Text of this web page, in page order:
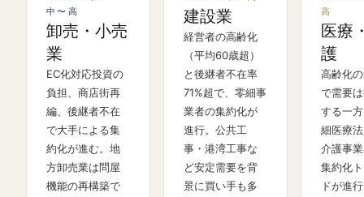
中〜高
卸売・小売
業
EC化対応投資の
負担、商店街再
編、後継者不在
で大手による集
約化が進む。地
方卸売業は問屋
機能の再構築で
建設業
経営者の高齢化
（平均60歳超）
と後継者不在率
71%超で、零細事
業者の集約化が
進行。公共工
事・港湾工事な
ど安定需要を背
景に買い手も多
高
医療
護
高齢化
で需要
する一
細医療
介護事
集約化
ドが進